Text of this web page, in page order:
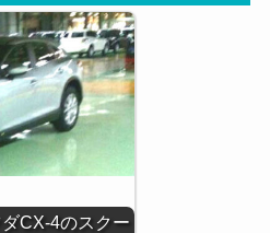
ダCX-4のスクー